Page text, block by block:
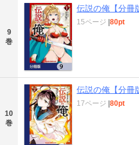
9
巻
伝説の俺【分
15ページ |80pt
10
巻
伝説の俺【分
17ページ |80pt